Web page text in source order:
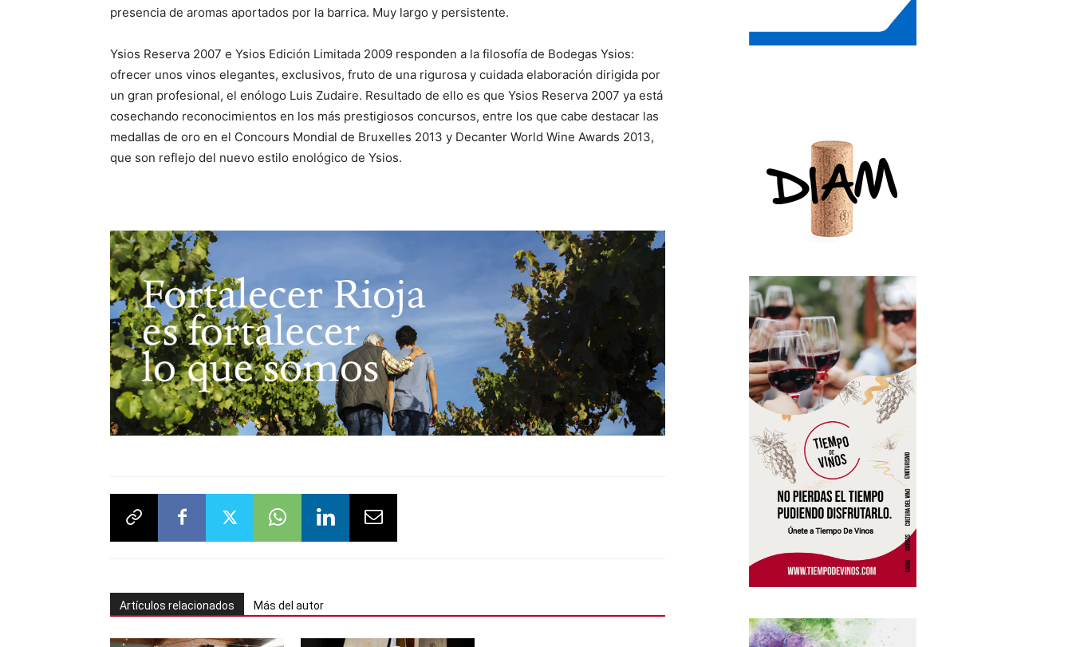
presencia de aromas aportados por la barrica. Muy largo y persistente.
Ysios Reserva 2007 e Ysios Edición Limitada 2009 responden a la filosofía de Bodegas Ysios:
ofrecer unos vinos elegantes, exclusivos, fruto de una rigurosa y cuidada elaboración dirigida por
un gran profesional, el enólogo Luis Zudaire. Resultado de ello es que Ysios Reserva 2007 ya está
cosechando reconocimientos en los más prestigiosos concursos, entre los que cabe destacar las
medallas de oro en el Concours Mondial de Bruxelles 2013 y Decanter World Wine Awards 2013,
que son reflejo del nuevo estilo enológico de Ysios.
Artículos relacionados Más del autor